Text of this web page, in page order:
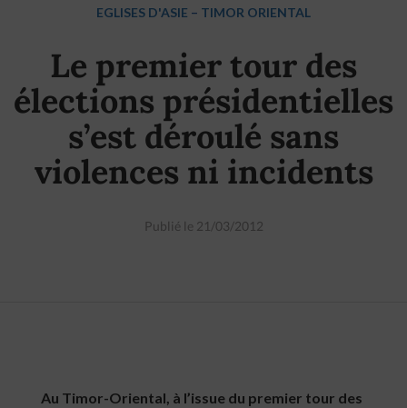
EGLISES D'ASIE – TIMOR ORIENTAL
Le premier tour des
élections présidentielles
s’est déroulé sans
violences ni incidents
Publié le 21/03/2012
Au Timor-Oriental, à l’issue du premier tour des